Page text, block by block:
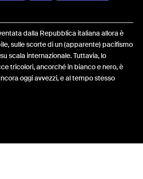
dalla Repubblica italiana allora è
sulle scorte di un (apparente) pacifismo
scala internazionale. Tuttavia, lo
tricolori, ancorché in bianco e nero, è
oggi avvezzi, e al tempo stesso